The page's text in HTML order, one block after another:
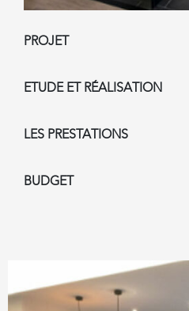
PROJET
ETUDE ET RÉALISATION
LES PRESTATIONS
BUDGET